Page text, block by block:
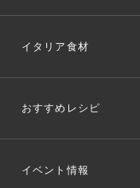
イタリア食材
おすすめレシピ
イベント情報